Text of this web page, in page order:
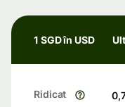
1 SGD în USD
Ridicat